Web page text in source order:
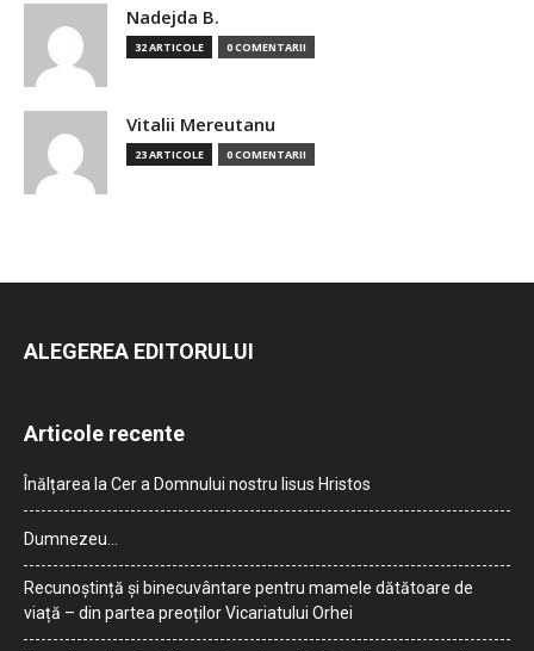
Nadejda B.
32 ARTICOLE 0 COMENTARII
Vitalii Mereutanu
23 ARTICOLE 0 COMENTARII
ALEGEREA EDITORULUI
Articole recente
Înălțarea la Cer a Domnului nostru Iisus Hristos
Dumnezeu…
Recunoștință și binecuvântare pentru mamele dătătoare de
viață – din partea preoților Vicariatului Orhei